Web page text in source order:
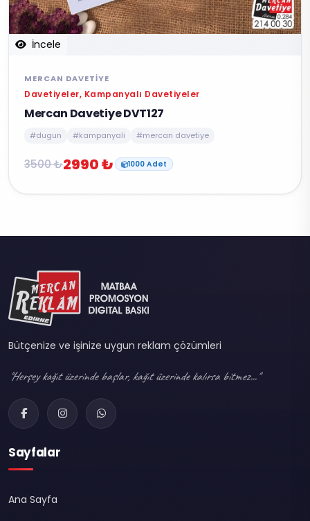
İncele
MERCAN DAVETIYE
Davetiyeler, Kampanyalı Davetiyeler
Mercan Davetiye DVT127
#dugun #kampanyali #mercan davetiye
3500 ₺2990 ₺ 1000 Adet
Bütçenize ve işinize uygun reklam çözümleri
"Herşey kağıt üzerinde başlar, kağıt üzerinde kalırsa bitmez..."
Sayfalar
Ana Sayfa